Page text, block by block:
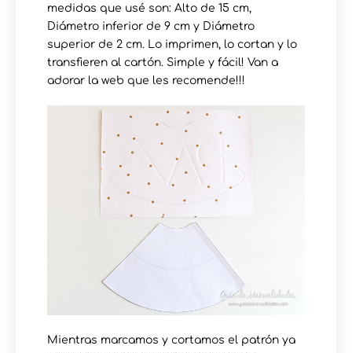
medidas que usé son: Alto de 15 cm,
Diámetro inferior de 9 cm y Diámetro
superior de 2 cm. Lo imprimen, lo cortan y lo
transfieren al cartón. Simple y fácil! Van a
adorar la web que les recomende!!!
Mientras marcamos y cortamos el patrón ya